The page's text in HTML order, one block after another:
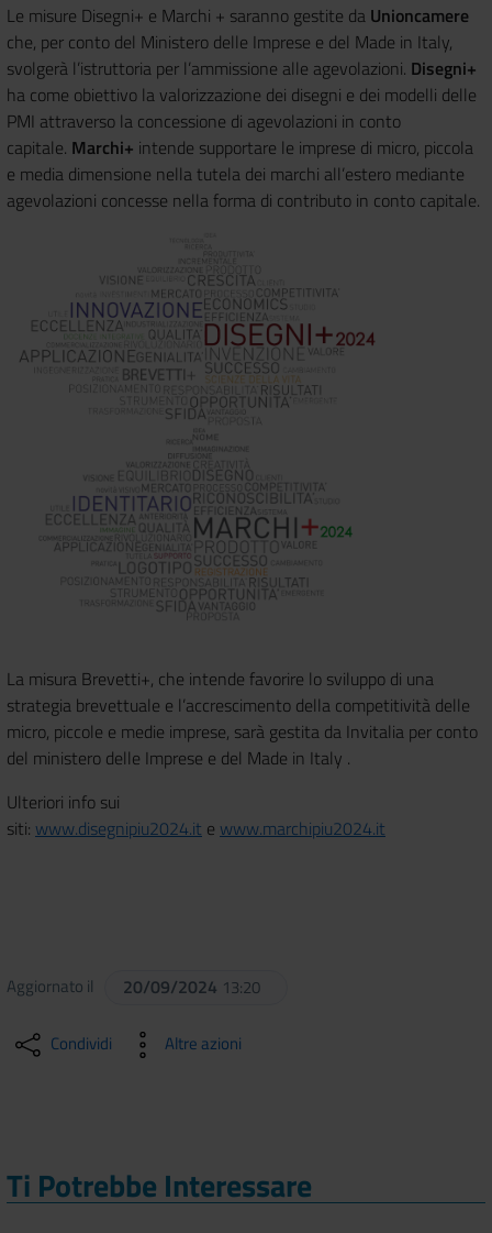
Le misure Disegni+ e Marchi + saranno gestite da Unioncamere
che, per conto del Ministero delle Imprese e del Made in Italy,
svolgerà l’istruttoria per l’ammissione alle agevolazioni. Disegni+
ha come obiettivo la valorizzazione dei disegni e dei modelli delle
PMI attraverso la concessione di agevolazioni in conto
capitale. Marchi+ intende supportare le imprese di micro, piccola
e media dimensione nella tutela dei marchi all’estero mediante
agevolazioni concesse nella forma di contributo in conto capitale.
La misura Brevetti+, che intende favorire lo sviluppo di una
strategia brevettuale e l’accrescimento della competitività delle
micro, piccole e medie imprese, sarà gestita da Invitalia per conto
del ministero delle Imprese e del Made in Italy .
Ulteriori info sui
siti: www.disegnipiu2024.it e www.marchipiu2024.it
Aggiornato il 20/09/2024 13:20
Condividi Altre azioni
Ti Potrebbe Interessare